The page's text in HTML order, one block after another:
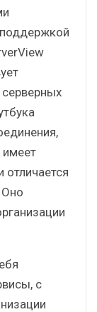
имеет
отличается
Оно
с